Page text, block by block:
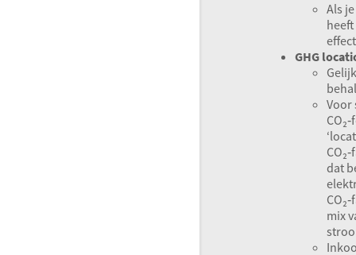
Als
GHG
Voor
dat
mix